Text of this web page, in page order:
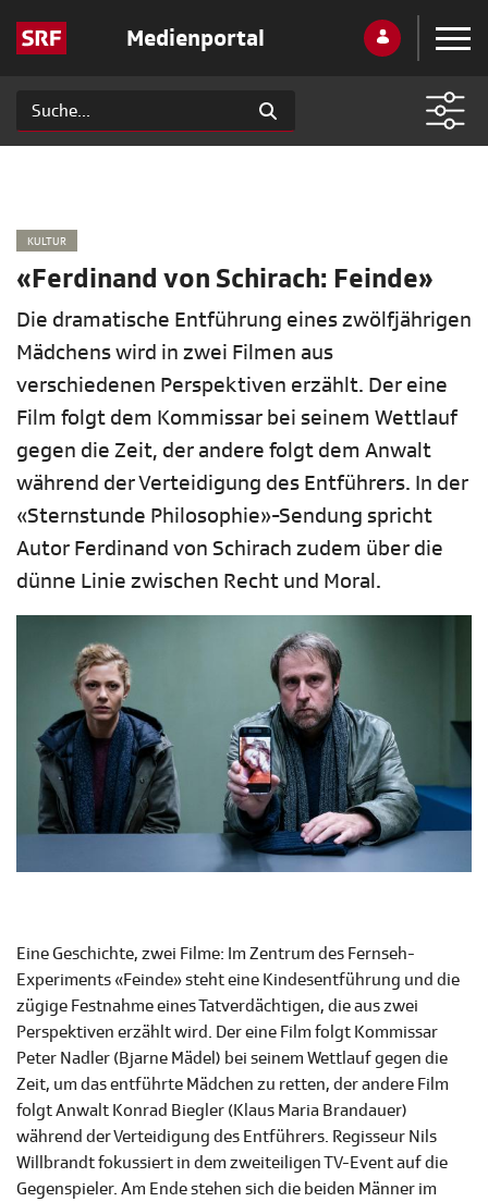
Medienportal
KULTUR
«Ferdinand von Schirach: Feinde»
Die dramatische Entführung eines zwölfjährigen
Mädchens wird in zwei Filmen aus
verschiedenen Perspektiven erzählt. Der eine
Film folgt dem Kommissar bei seinem Wettlauf
gegen die Zeit, der andere folgt dem Anwalt
während der Verteidigung des Entführers. In der
«Sternstunde Philosophie»-Sendung spricht
Autor Ferdinand von Schirach zudem über die
dünne Linie zwischen Recht und Moral.
Eine Geschichte, zwei Filme: Im Zentrum des Fernseh-
Experiments «Feinde» steht eine Kindesentführung und die
zügige Festnahme eines Tatverdächtigen, die aus zwei
Perspektiven erzählt wird. Der eine Film folgt Kommissar
Peter Nadler (Bjarne Mädel) bei seinem Wettlauf gegen die
Zeit, um das entführte Mädchen zu retten, der andere Film
folgt Anwalt Konrad Biegler (Klaus Maria Brandauer)
während der Verteidigung des Entführers. Regisseur Nils
Willbrandt fokussiert in dem zweiteiligen TV-Event auf die
Gegenspieler. Am Ende stehen sich die beiden Männer im